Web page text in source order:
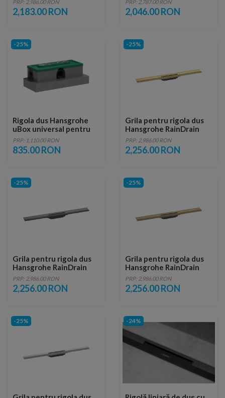
crom periat 80 cm
PRP: 2,986.00 RON
2,183.00 RON
mat
PRP: 2,787.00 RON
2,046.00 RON
-25%
Rigola dus Hansgrohe
uBox universal pentru
instalare standard
PRP: 1,110.00 RON
835.00 RON
-25%
Grila pentru rigola dus
Hansgrohe RainDrain
Flex ajustabil 80 cm
auriu lucios
PRP: 2,986.00 RON
2,256.00 RON
-25%
Grila pentru rigola dus
Hansgrohe RainDrain
Flex ajustabil 80 cm
negru-crom periat
PRP: 2,986.00 RON
2,256.00 RON
-25%
Grila pentru rigola dus
Hansgrohe RainDrain
Flex ajustabil 80 cm
bronz periat
PRP: 2,986.00 RON
2,256.00 RON
-25% -24%